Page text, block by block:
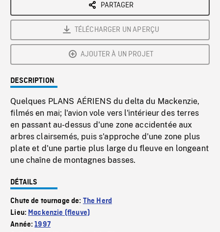
PARTAGER
TÉLÉCHARGER UN APERÇU
AJOUTER À UN PROJET
DESCRIPTION
Quelques PLANS AÉRIENS du delta du Mackenzie,
filmés en mai; l'avion vole vers l'intérieur des terres
en passant au-dessus d'une zone accidentée aux
arbres clairsemés, puis s'approche d'une zone plus
plate et d'une partie plus large du fleuve en longeant
une chaîne de montagnes basses.
DÉTAILS
Chute de tournage de: The Herd
Lieu: Mackenzie (fleuve)
Année:1997